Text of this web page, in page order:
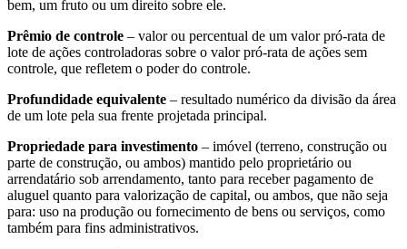
bem, um fruto ou um direito sobre ele.
Prêmio de controle – valor ou percentual de um valor pró-rata de
lote de ações controladoras sobre o valor pró-rata de ações sem
controle, que refletem o poder do controle.
Profundidade equivalente – resultado numérico da divisão da área
de um lote pela sua frente projetada principal.
Propriedade para investimento – imóvel (terreno, construção ou
parte de construção, ou ambos) mantido pelo proprietário ou
arrendatário sob arrendamento, tanto para receber pagamento de
aluguel quanto para valorização de capital, ou ambos, que não seja
para: uso na produção ou fornecimento de bens ou serviços, como
também para fins administrativos.